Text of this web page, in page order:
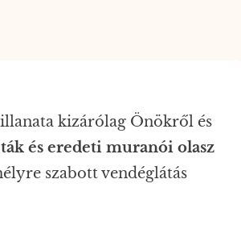
kizárólag Önökről és
és eredeti muranói olasz
szabott vendéglátás